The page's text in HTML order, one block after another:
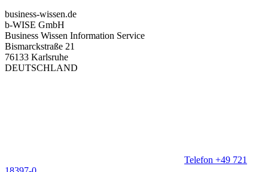
business-wissen.de
b-WISE GmbH
Business Wissen Information Service
Bismarckstraße 21
76133 Karlsruhe
DEUTSCHLAND
Telefon +49 721